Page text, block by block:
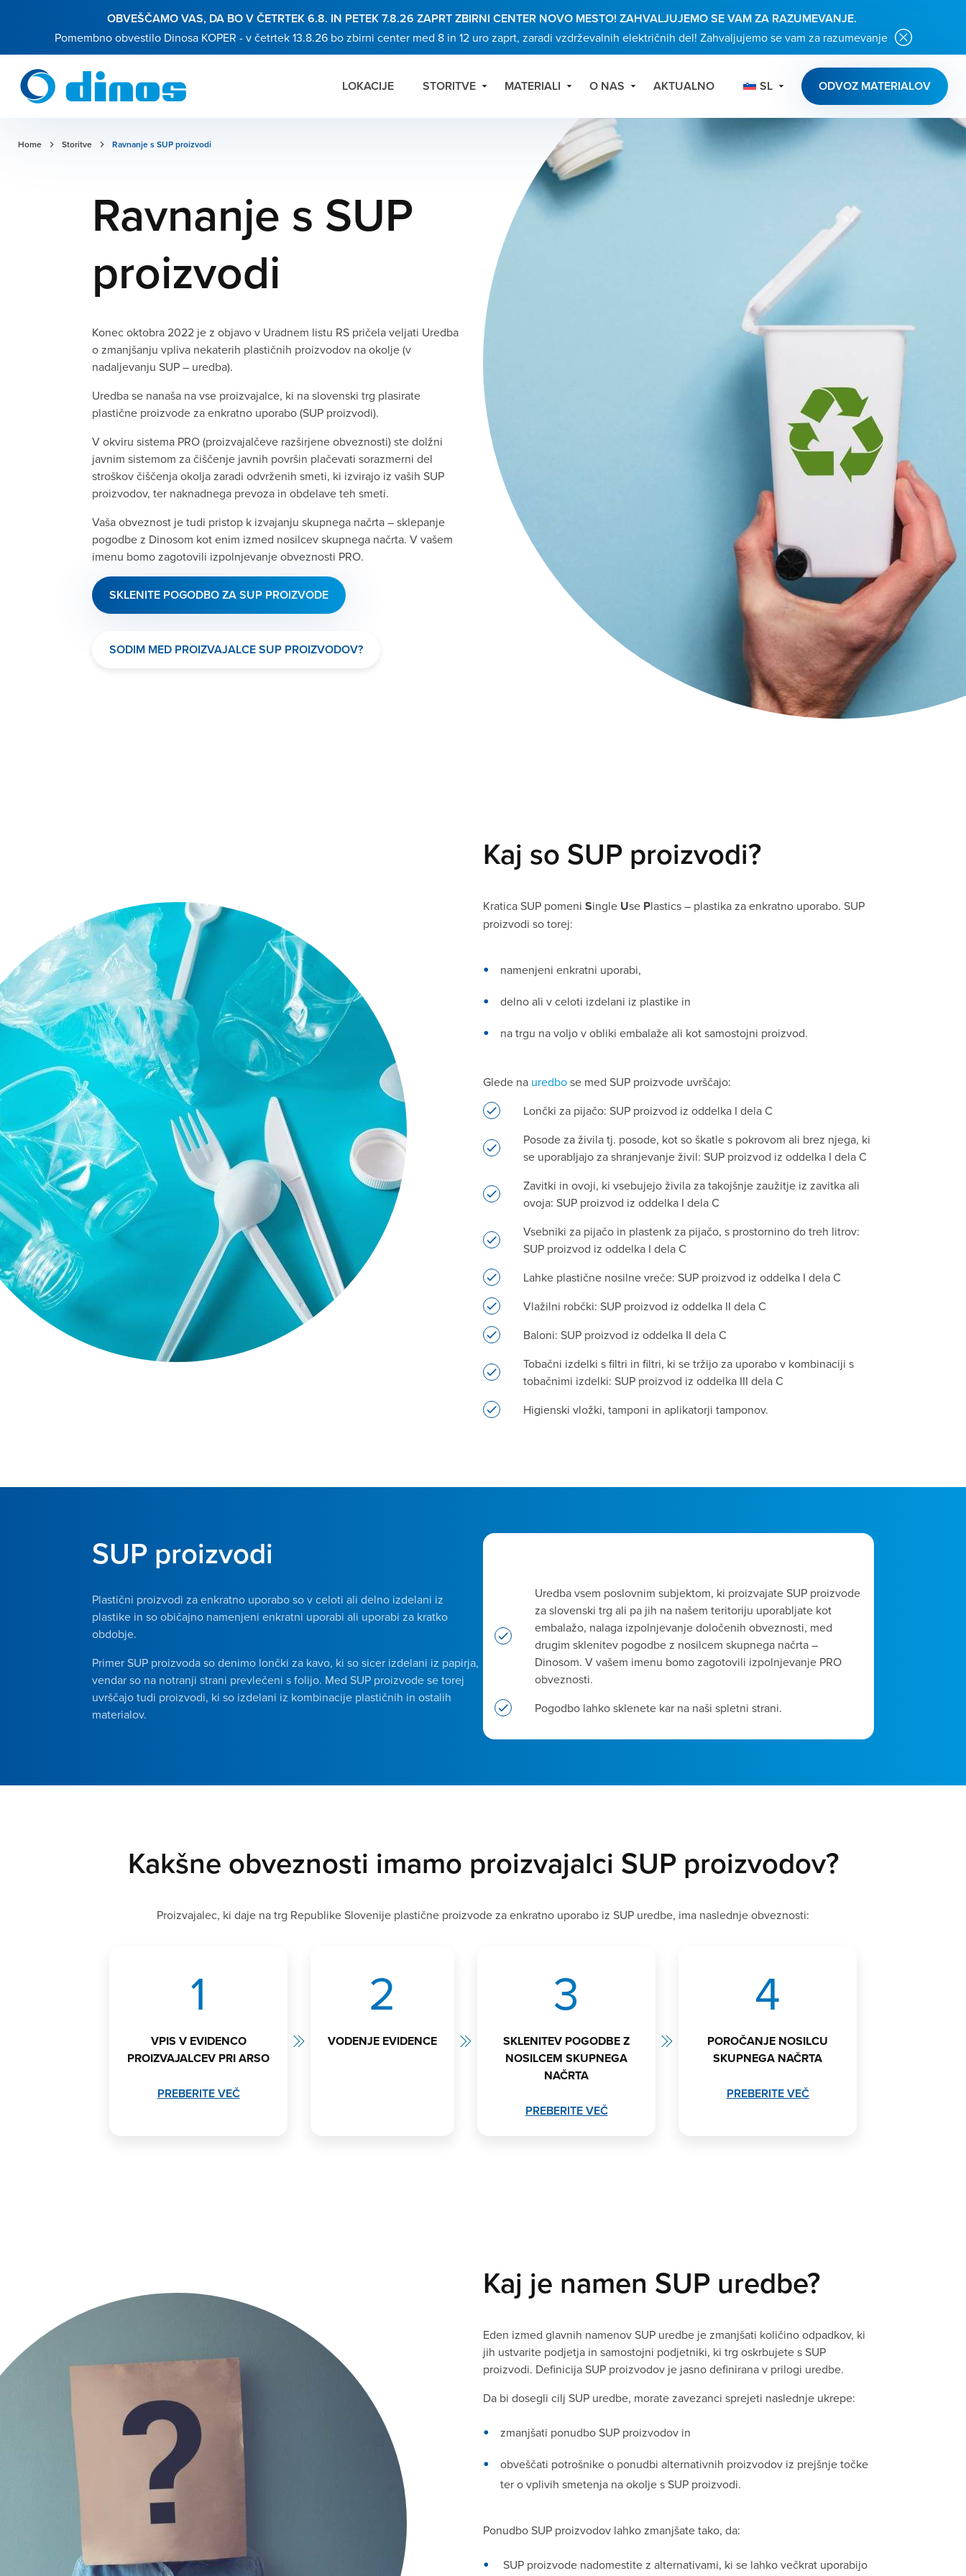
OBVEŠČAMO VAS, DA BO V ČETRTEK 6.8. IN PETEK 7.8.26 ZAPRT ZBIRNI CENTER NOVO MESTO! ZAHVALJUJEMO SE VAM ZA RAZUMEVANJE.
Pomembno obvestilo Dinosa KOPER - v četrtek 13.8.26 bo zbirni center med 8 in 12 uro zaprt, zaradi vzdrževalnih električnih del! Zahvaljujemo se vam za razumevanje
LOKACIJE STORITVE MATERIALI O NAS AKTUALNO SL ODVOZ MATERIALOV
Home Storitve Ravnanje s SUP proizvodi
Ravnanje s SUP
proizvodi
Konec oktobra 2022 je z objavo v Uradnem listu RS pričela veljati Uredba
o zmanjšanju vpliva nekaterih plastičnih proizvodov na okolje (v
nadaljevanju SUP – uredba).
Uredba se nanaša na vse proizvajalce, ki na slovenski trg plasirate
plastične proizvode za enkratno uporabo (SUP proizvodi).
V okviru sistema PRO (proizvajalčeve razširjene obveznosti) ste dolžni
javnim sistemom za čiščenje javnih površin plačevati sorazmerni del
stroškov čiščenja okolja zaradi odvrženih smeti, ki izvirajo iz vaših SUP
proizvodov, ter naknadnega prevoza in obdelave teh smeti.
Vaša obveznost je tudi pristop k izvajanju skupnega načrta – sklepanje
pogodbe z Dinosom kot enim izmed nosilcev skupnega načrta. V vašem
imenu bomo zagotovili izpolnjevanje obveznosti PRO.
SKLENITE POGODBO ZA SUP PROIZVODE
SODIM MED PROIZVAJALCE SUP PROIZVODOV?
Kaj so SUP proizvodi?
Kratica SUP pomeni Single Use Plastics – plastika za enkratno uporabo. SUP
proizvodi so torej:
namenjeni enkratni uporabi,
delno ali v celoti izdelani iz plastike in
na trgu na voljo v obliki embalaže ali kot samostojni proizvod.
Glede na uredbose med SUP proizvode uvrščajo:
Lončki za pijačo: SUP proizvod iz oddelka I dela C
Posode za živila tj. posode, kot so škatle s pokrovom ali brez njega, ki
se uporabljajo za shranjevanje živil: SUP proizvod iz oddelka I dela C
Zavitki in ovoji, ki vsebujejo živila za takojšnje zaužitje iz zavitka ali
ovoja: SUP proizvod iz oddelka I dela C
Vsebniki za pijačo in plastenk za pijačo, s prostornino do treh litrov:
SUP proizvod iz oddelka I dela C
Lahke plastične nosilne vreče: SUP proizvod iz oddelka I dela C
Vlažilni robčki: SUP proizvod iz oddelka II dela C
Baloni: SUP proizvod iz oddelka II dela C
Tobačni izdelki s filtri in filtri, ki se tržijo za uporabo v kombinaciji s
tobačnimi izdelki: SUP proizvod iz oddelka III dela C
Higienski vložki, tamponi in aplikatorji tamponov.
SUP proizvodi
Plastični proizvodi za enkratno uporabo so v celoti ali delno izdelani iz
plastike in so običajno namenjeni enkratni uporabi ali uporabi za kratko
obdobje.
Primer SUP proizvoda so denimo lončki za kavo, ki so sicer izdelani iz papirja,
vendar so na notranji strani prevlečeni s folijo. Med SUP proizvode se torej
uvrščajo tudi proizvodi, ki so izdelani iz kombinacije plastičnih in ostalih
materialov.
Uredba vsem poslovnim subjektom, ki proizvajate SUP proizvode
za slovenski trg ali pa jih na našem teritoriju uporabljate kot
embalažo, nalaga izpolnjevanje določenih obveznosti, med
drugim sklenitev pogodbe z nosilcem skupnega načrta –
Dinosom. V vašem imenu bomo zagotovili izpolnjevanje PRO
obveznosti.
Pogodbo lahko sklenete kar na naši spletni strani.
Kakšne obveznosti imamo proizvajalci SUP proizvodov?
Proizvajalec, ki daje na trg Republike Slovenije plastične proizvode za enkratno uporabo iz SUP uredbe, ima naslednje obveznosti:
1
VPIS V EVIDENCO
PROIZVAJALCEV PRI ARSO
PREBERITE VEČ
2
VODENJE EVIDENCE
3
SKLENITEV POGODBE Z
NOSILCEM SKUPNEGA
NAČRTA
PREBERITE VEČ
4
POROČANJE NOSILCU
SKUPNEGA NAČRTA
PREBERITE VEČ
Kaj je namen SUP uredbe?
Eden izmed glavnih namenov SUP uredbe je zmanjšati količino odpadkov, ki
jih ustvarite podjetja in samostojni podjetniki, ki trg oskrbujete s SUP
proizvodi. Definicija SUP proizvodov je jasno definirana v prilogi uredbe.
Da bi dosegli cilj SUP uredbe, morate zavezanci sprejeti naslednje ukrepe:
zmanjšati ponudbo SUP proizvodov in
obveščati potrošnike o ponudbi alternativnih proizvodov iz prejšnje točke
ter o vplivih smetenja na okolje s SUP proizvodi.
Ponudbo SUP proizvodov lahko zmanjšate tako, da:
SUP proizvode nadomestite z alternativami, ki se lahko večkrat uporabijo